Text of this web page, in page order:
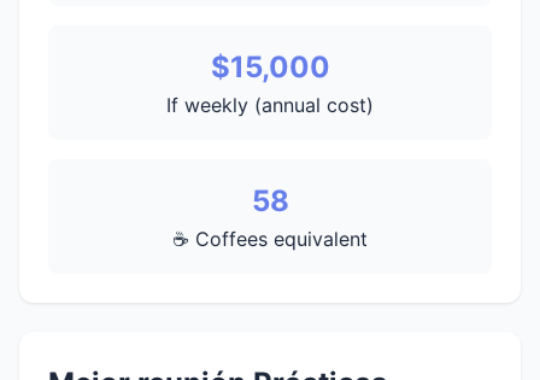
$15,000
If weekly (annual cost)
58
☕ Coffees equivalent